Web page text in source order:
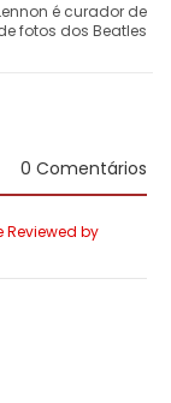
é curador de
fotos dos Beatles
0 Comentários
Reviewed by